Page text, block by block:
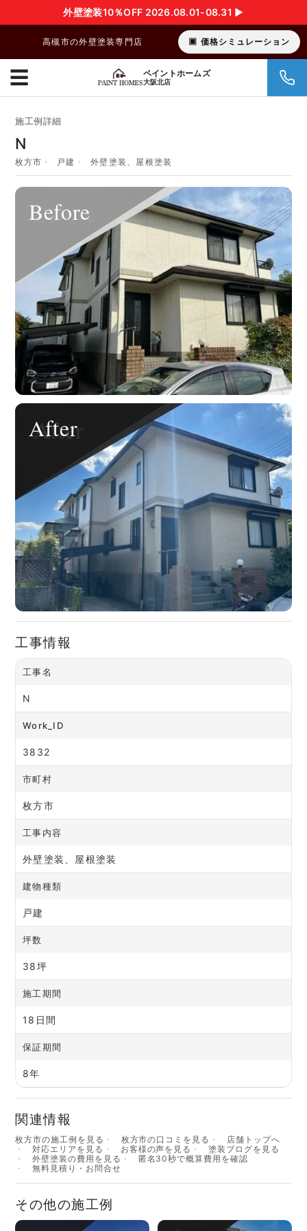
外壁塗装10％OFF 2026.08.01-08.31 ▶︎
高槻市の外壁塗装専門店 価格シミュレーション
ペイントホームズ
大阪北店
☰
施工例詳細
N
枚方市 戸建 外壁塗装、屋根塗装
Before
After
工事情報
工事名
N
Work_ID
3832
市町村
枚方市
工事内容
外壁塗装、屋根塗装
建物種類
戸建
坪数
38坪
施工期間
18日間
保証期間
8年
関連情報
枚方市の施工例を見る 枚方市の口コミを見る
店舗トップへ
対応エリアを見る
お客様の声を見る
塗装ブログを見る
外壁塗装の費用を見る
匿名30秒で概算費用を確認
無料見積り・お問合せ
その他の施工例